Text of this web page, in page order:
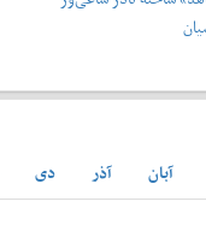
آبان آذر دی